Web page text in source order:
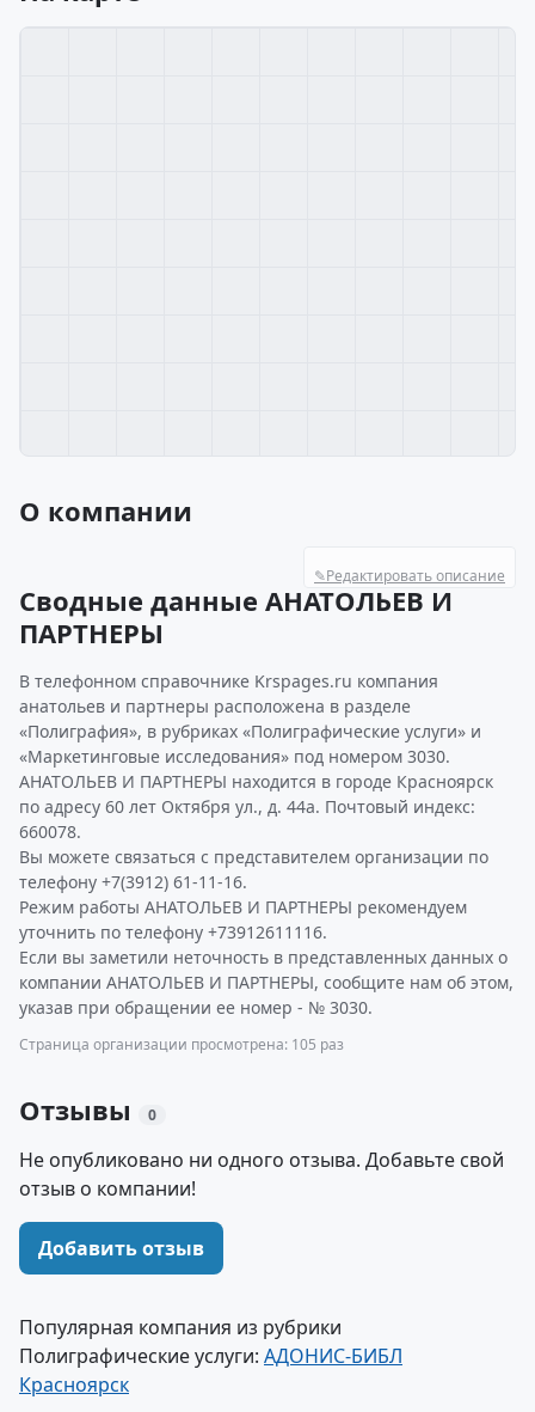
О компании
✎Редактировать описание
Сводные данные АНАТОЛЬЕВ И
ПАРТНЕРЫ
В телефонном справочнике Krspages.ru компания
анатольев и партнеры расположена в разделе
«Полиграфия», в рубриках «Полиграфические услуги» и
«Маркетинговые исследования» под номером 3030.
АНАТОЛЬЕВ И ПАРТНЕРЫ находится в городе Красноярск
по адресу 60 лет Октября ул., д. 44а. Почтовый индекс:
660078.
Вы можете связаться с представителем организации по
телефону +7(3912) 61-11-16.
Режим работы АНАТОЛЬЕВ И ПАРТНЕРЫ рекомендуем
уточнить по телефону +73912611116.
Если вы заметили неточность в представленных данных о
компании АНАТОЛЬЕВ И ПАРТНЕРЫ, сообщите нам об этом,
указав при обращении ее номер - № 3030.
Страница организации просмотрена: 105 раз
Отзывы 0
Не опубликовано ни одного отзыва. Добавьте свой
отзыв о компании!
Добавить отзыв
Популярная компания из рубрики
Полиграфические услуги: АДОНИС-БИБЛ
Красноярск